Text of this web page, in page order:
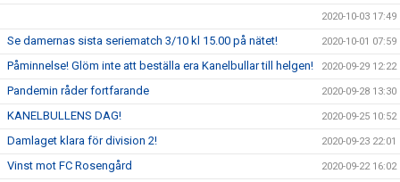
2020-10-03 17:49
Se damernas sista seriematch 3/10 kl 15.00 på nätet! 2020-10-01 07:59
Påminnelse! Glöm inte att beställa era Kanelbullar till helgen! 2020-09-29 12:22
Pandemin råder fortfarande 2020-09-28 13:30
KANELBULLENS DAG! 2020-09-25 10:52
Damlaget klara för division 2! 2020-09-23 22:01
Vinst mot FC Rosengård 2020-09-22 16:02